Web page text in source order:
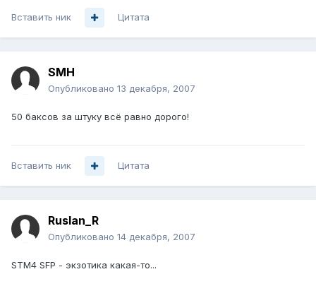
Вставить ник Цитата
SMH
Опубликовано 13 декабря, 2007
50 баксов за штуку всё равно дорого!
Вставить ник Цитата
Ruslan_R
Опубликовано 14 декабря, 2007
STM4 SFP - экзотика какая-то...